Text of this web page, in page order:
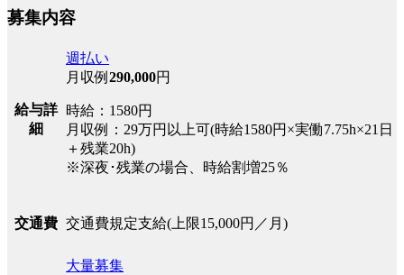
募集内容
給与詳
細
週払い
月収例 290,000円
時給：1580円
月収例：29万円以上可(時給1580円×実働7.75h×21日
＋残業20h)
※深夜･残業の場合、時給割増25％
交通費 交通費規定支給(上限15,000円／月)
大量募集